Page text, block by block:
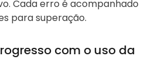
Cada erro é acompanhado
para superação.
com o uso da